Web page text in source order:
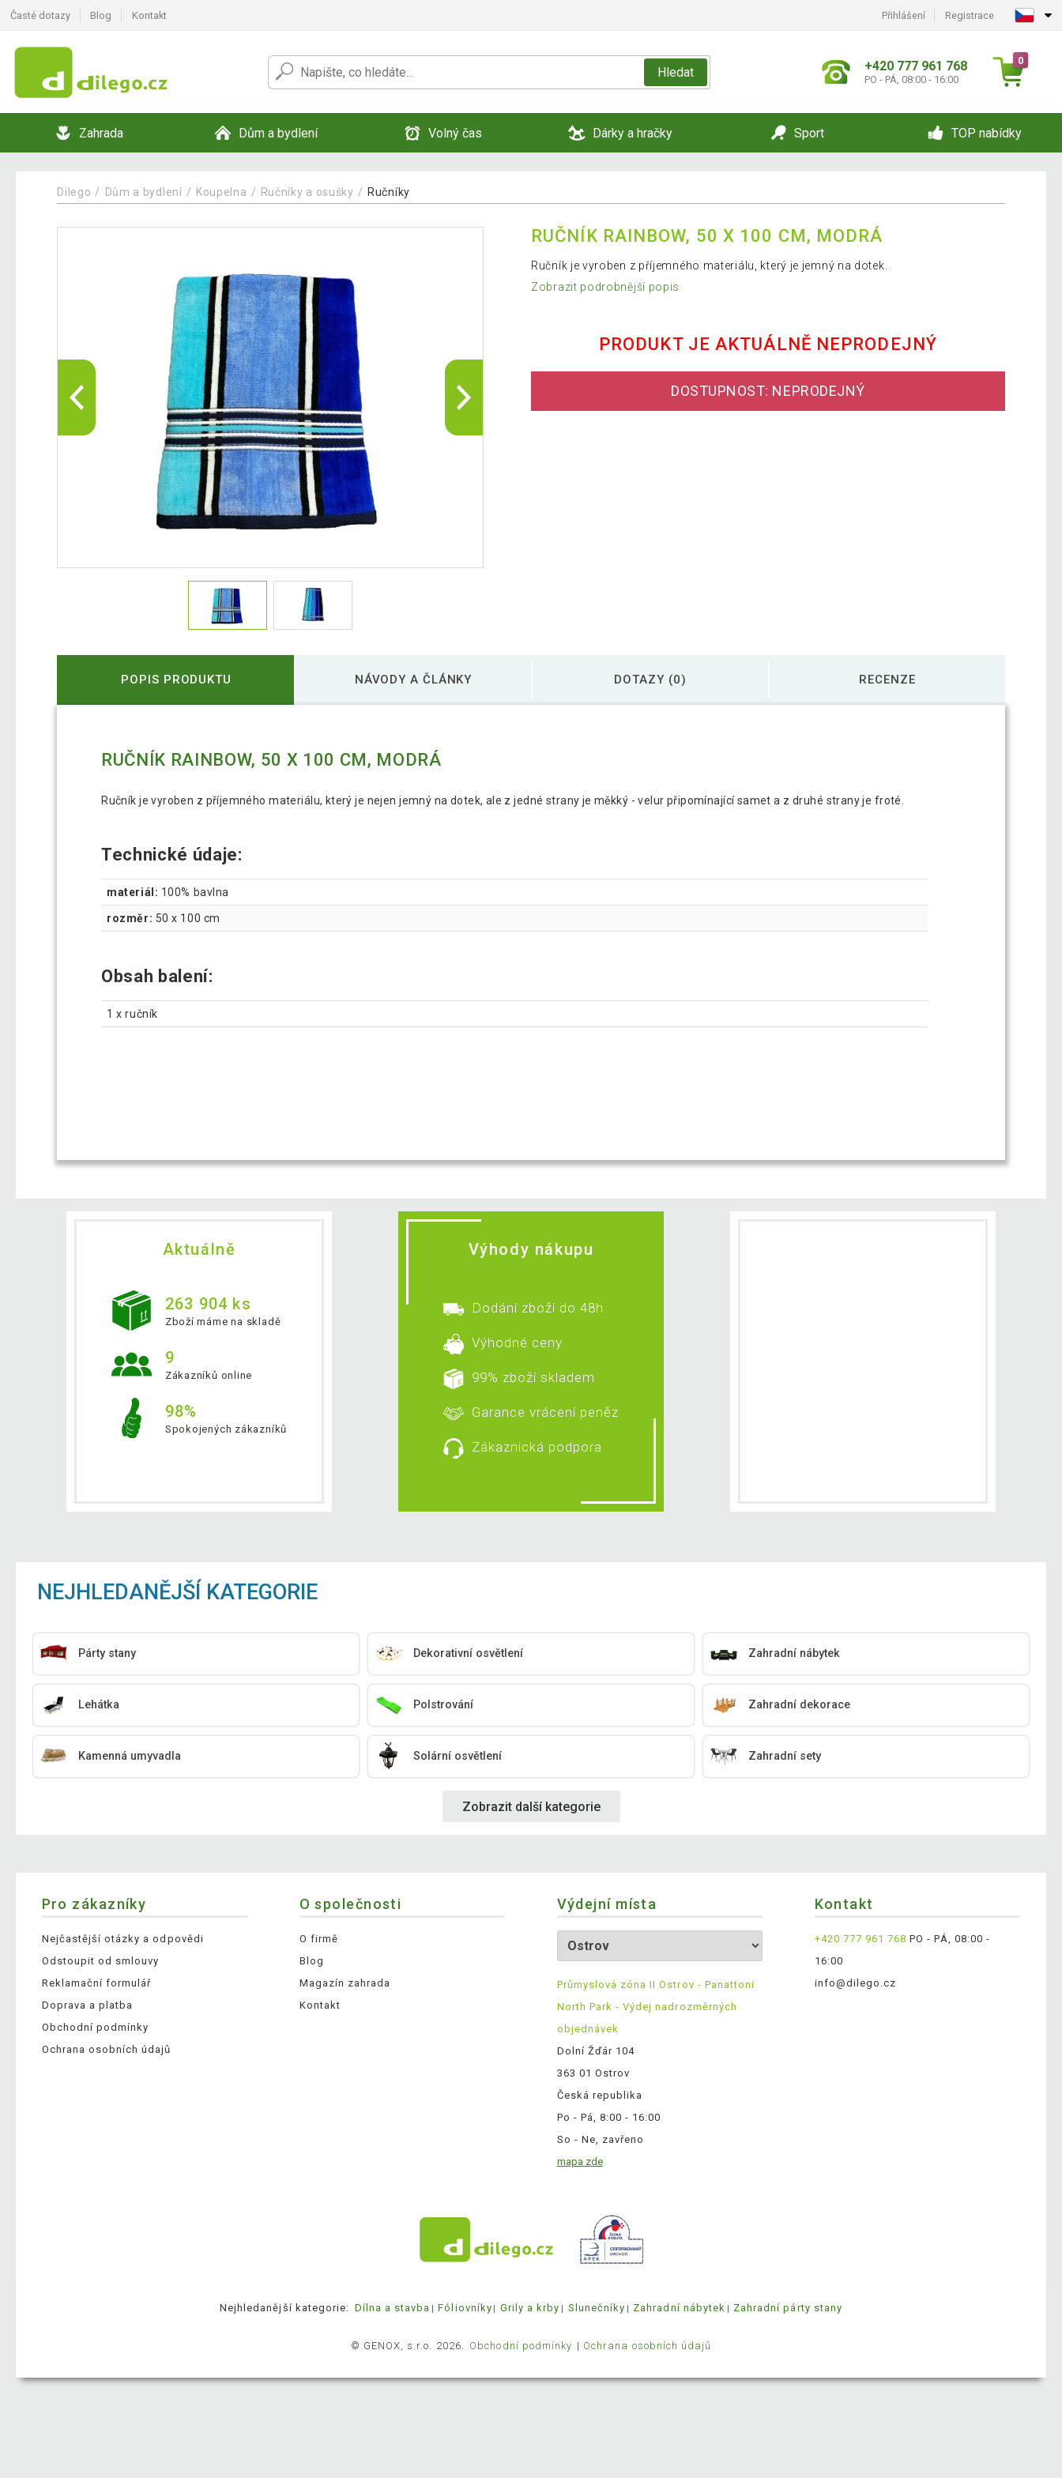
Časté dotazy Blog Kontakt Přihlášení Registrace
Hledat +420 777 961 768
PO - PÁ, 08:00 - 16:00
0
Zahrada Dům a bydlení Volný čas Dárky a hračky Sport TOP nabídky
Dilego Dům a bydlení Koupelna Ručníky a osušky Ručníky
RUČNÍK RAINBOW, 50 X 100 CM, MODRÁ
Ručník je vyroben z příjemného materiálu, který je jemný na dotek.
Zobrazit podrobnější popis
PRODUKT JE AKTUÁLNĚ NEPRODEJNÝ
DOSTUPNOST: NEPRODEJNÝ
POPIS PRODUKTU NÁVODY A ČLÁNKY DOTAZY (0) RECENZE
RUČNÍK RAINBOW, 50 X 100 CM, MODRÁ
Ručník je vyroben z příjemného materiálu, který je nejen jemný na dotek, ale z jedné strany je měkký - velur připomínající samet a z druhé strany je froté.
Technické údaje:
materiál: 100% bavlna
rozměr: 50 x 100 cm
Obsah balení:
1 x ručník
Aktuálně
263 904 ks
Zboží máme na skladě
9
Zákazníků online
98%
Spokojených zákazníků
Výhody nákupu
Dodání zboží do 48h
Výhodné ceny
99% zboží skladem
Garance vrácení peněz
Zákaznická podpora
NEJHLEDANĚJŠÍ KATEGORIE
Párty stany Dekorativní osvětlení Zahradní nábytek
Lehátka Polstrování Zahradní dekorace
Kamenná umyvadla Solární osvětlení Zahradní sety
Zobrazit další kategorie
Pro zákazníky
Nejčastější otázky a odpovědi
Odstoupit od smlouvy
Reklamační formulář
Doprava a platba
Obchodní podmínky
Ochrana osobních údajů
O společnosti
O firmě
Blog
Magazín zahrada
Kontakt
Výdejní místa
Průmyslová zóna II Ostrov - Panattoni
North Park - Výdej nadrozměrných
objednávek
Dolní Žďár 104
363 01 Ostrov
Česká republika
Po - Pá, 8:00 - 16:00
So - Ne, zavřeno
mapa zde
Kontakt
+420 777 961 768 PO - PÁ, 08:00 -
16:00
info@dilego.cz
Nejhledanější kategorie: Dílna a stavba Fóliovníky Grily a krby Slunečníky Zahradní nábytek Zahradní párty stany
© GENOX, s.r.o. 2026. Obchodní podmínky Ochrana osobních údajů